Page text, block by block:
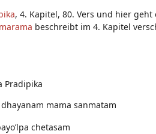
, 4. Kapitel, 80. Vers und hier
beschreibt im 4. Kapitel
Pradipika
mama sanmatam
chetasam